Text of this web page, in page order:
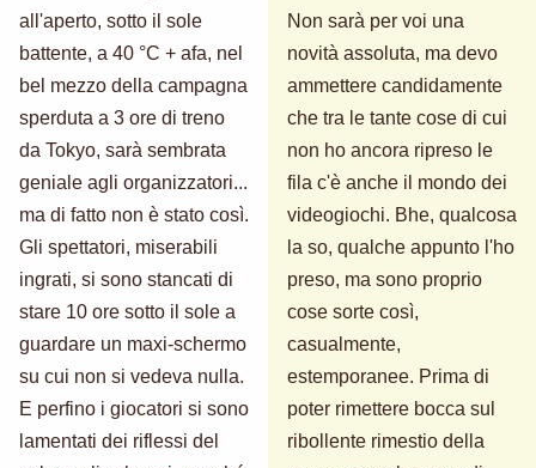
all'aperto, sotto il sole
battente, a 40 °C + afa, nel
bel mezzo della campagna
sperduta a 3 ore di treno
da Tokyo, sarà sembrata
geniale agli organizzatori...
ma di fatto non è stato così.
Gli spettatori, miserabili
ingrati, si sono stancati di
stare 10 ore sotto il sole a
guardare un maxi-schermo
su cui non si vedeva nulla.
E perfino i giocatori si sono
lamentati dei riflessi del
Non sarà per voi una
novità assoluta, ma devo
ammettere candidamente
che tra le tante cose di cui
non ho ancora ripreso le
fila c'è anche il mondo dei
videogiochi. Bhe, qualcosa
la so, qualche appunto l'ho
preso, ma sono proprio
cose sorte così,
casualmente,
estemporanee. Prima di
poter rimettere bocca sul
ribollente rimestio della